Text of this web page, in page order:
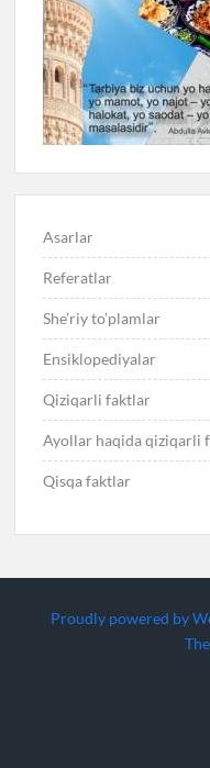
Asarlar
Referatlar
She’riy to’plamlar
Ensiklopediyalar
Qiziqarli faktlar
Ayollar haqida qiziqarli
Qisqa faktlar
Proudly powered by